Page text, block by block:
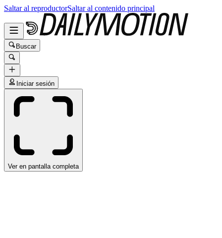
Saltar al reproductorSaltar al contenido principal
Buscar
Iniciar sesión
Ver en pantalla completa